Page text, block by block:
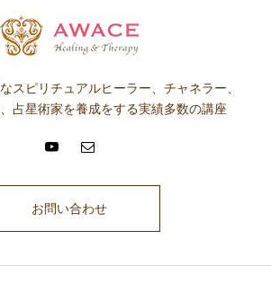
スピリチュアルヒーラー、チャネラー、
占星術家を養成をする実績多数の講座
お問い合わせ